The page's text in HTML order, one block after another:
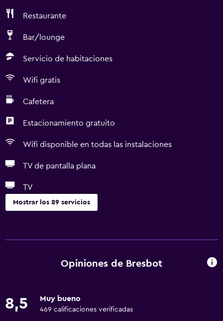
Restaurante
Bar/lounge
Servicio de habitaciones
Wifi gratis
Cafetera
Estacionamiento gratuito
Wifi disponible en todas las instalaciones
TV de pantalla plana
TV
Mostrar los 89 servicios
Wifi gratis
Toallas
Opiniones de Bresbot
8,5 Muy bueno
469 calificaciones verificadas